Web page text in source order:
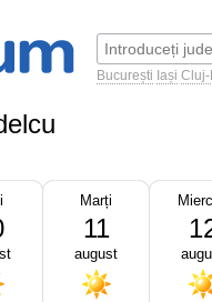
București Iași
Marți
11
august